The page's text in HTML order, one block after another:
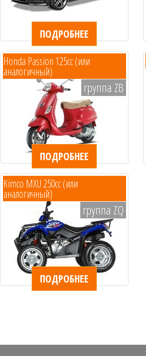
ПОДРОБНЕЕ
Honda Passion 125cc (или
аналогичный)
группа ZB
ПОДРОБНЕЕ
Kimco MXU 250cc (или
аналогичный)
группа ZQ
ПОДРОБНЕЕ